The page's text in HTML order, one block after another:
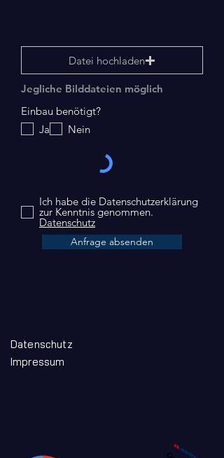
Datei hochladen
Jegliche Bilddateien möglich
Einbau benötigt?
Ja
Nein
Ich habe die Datenschutzerklärung
zur Kenntnis genommen.
Datenschutz
Anfrage absenden
Datenschutz
Impressum